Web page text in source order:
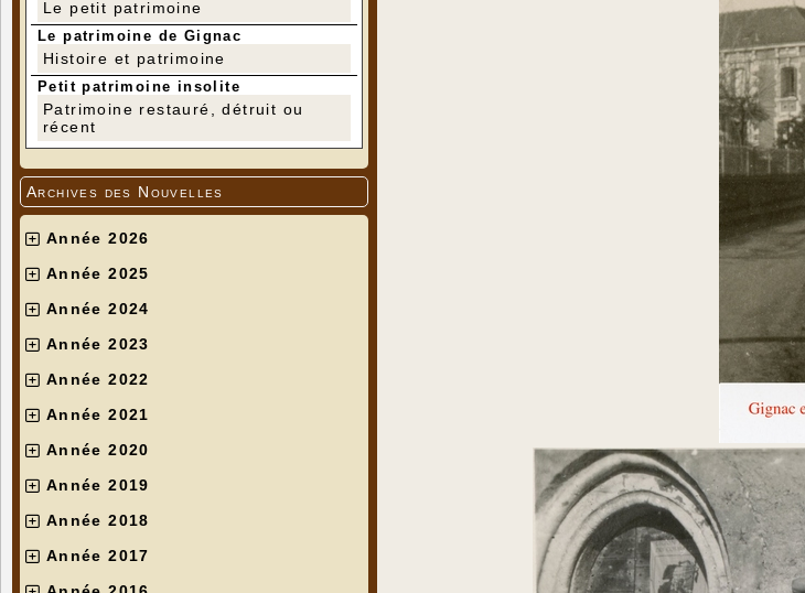
Le petit patrimoine
Le patrimoine de Gignac
Histoire et patrimoine
Petit patrimoine insolite
Patrimoine restauré, détruit ou
récent
Archives des Nouvelles
Année 2026
Année 2025
Année 2024
Année 2023
Année 2022
Année 2021
Année 2020
Année 2019
Année 2018
Année 2017